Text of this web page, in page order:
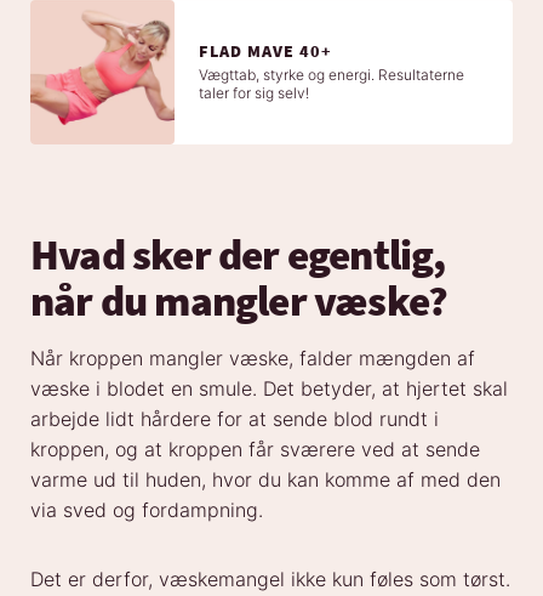
FLAD MAVE 40+
Vægttab, styrke og energi. Resultaterne
taler for sig selv!
Hvad sker der egentlig,
når du mangler væske?
Når kroppen mangler væske, falder mængden af
væske i blodet en smule. Det betyder, at hjertet skal
arbejde lidt hårdere for at sende blod rundt i
kroppen, og at kroppen får sværere ved at sende
varme ud til huden, hvor du kan komme af med den
via sved og fordampning.
Det er derfor, væskemangel ikke kun føles som tørst.